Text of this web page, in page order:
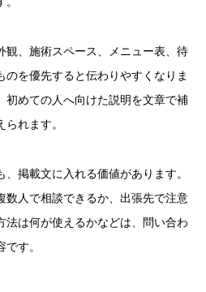
観、施術スペース、メニュー表、待
のを優先すると伝わりやすくなりま
初めての人へ向けた説明を文章で補
れます。
掲載文に入れる価値があります。
数人で相談できるか、出張先で注意
法は何が使えるかなどは、問い合わ
す。